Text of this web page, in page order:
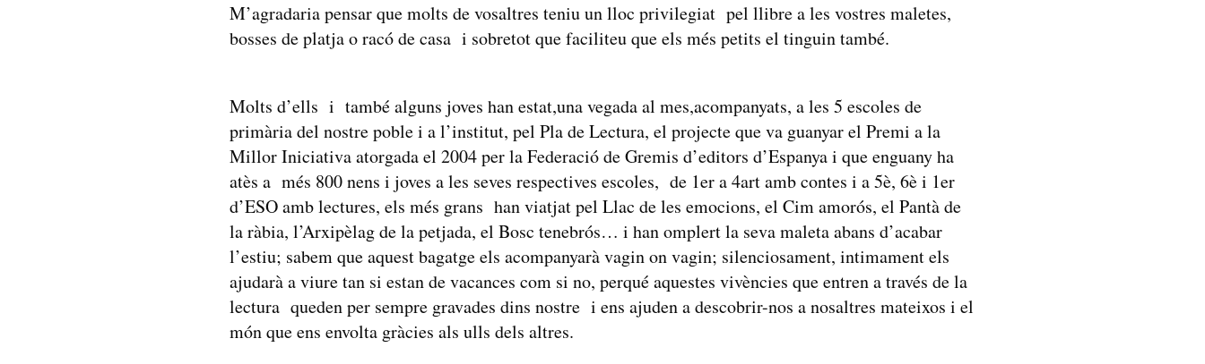
M’agradaria pensar que molts de vosaltres teniu un lloc privilegiat pel llibre a les vostres maletes,
bosses de platja o racó de casa i sobretot que faciliteu que els més petits el tinguin també.
Molts d’ells i també alguns joves han estat,una vegada al mes,acompanyats, a les 5 escoles de
primària del nostre poble i a l’institut, pel Pla de Lectura, el projecte que va guanyar el Premi a la
Millor Iniciativa atorgada el 2004 per la Federació de Gremis d’editors d’Espanya i que enguany ha
atès a més 800 nens i joves a les seves respectives escoles, de 1er a 4art amb contes i a 5è, 6è i 1er
d’ESO amb lectures, els més grans han viatjat pel Llac de les emocions, el Cim amorós, el Pantà de
la ràbia, l’Arxipèlag de la petjada, el Bosc tenebrós… i han omplert la seva maleta abans d’acabar
l’estiu; sabem que aquest bagatge els acompanyarà vagin on vagin; silenciosament, intimament els
ajudarà a viure tan si estan de vacances com si no, perqué aquestes vivències que entren a través de la
lectura queden per sempre gravades dins nostre i ens ajuden a descobrir-nos a nosaltres mateixos i el
món que ens envolta gràcies als ulls dels altres.